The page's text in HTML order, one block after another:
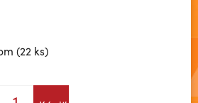
(22 ks)